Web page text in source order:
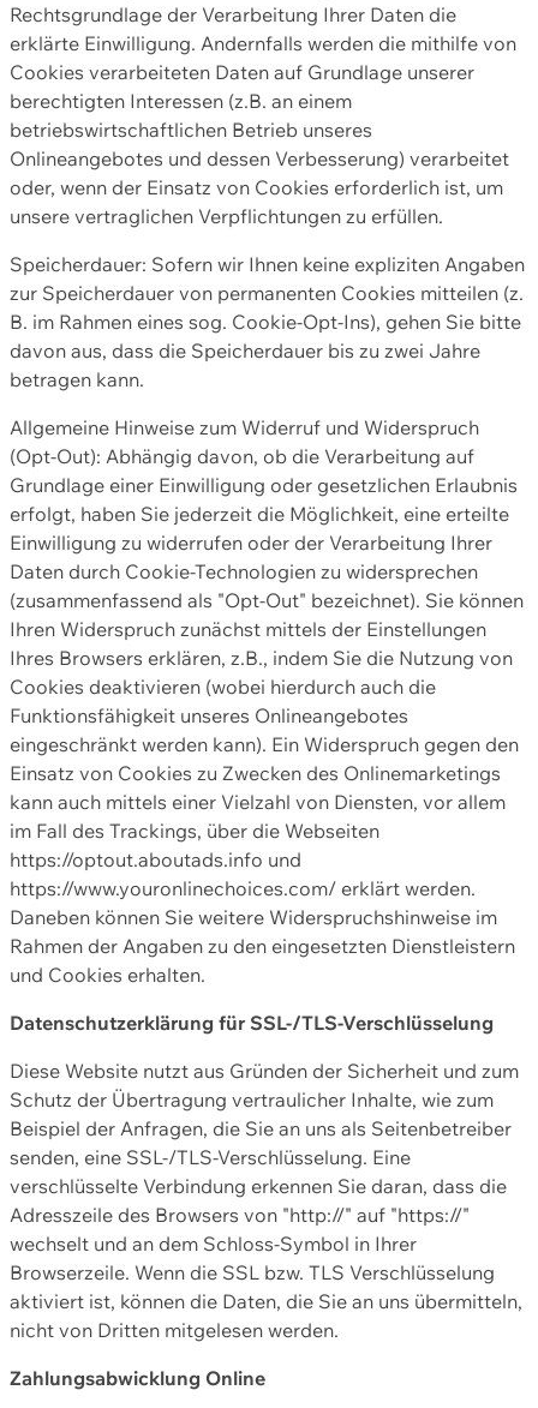
Rechtsgrundlage der Verarbeitung Ihrer Daten die
erklärte Einwilligung. Andernfalls werden die mithilfe von
Cookies verarbeiteten Daten auf Grundlage unserer
berechtigten Interessen (z.B. an einem
betriebswirtschaftlichen Betrieb unseres
Onlineangebotes und dessen Verbesserung) verarbeitet
oder, wenn der Einsatz von Cookies erforderlich ist, um
unsere vertraglichen Verpflichtungen zu erfüllen.
Speicherdauer: Sofern wir Ihnen keine expliziten Angaben
zur Speicherdauer von permanenten Cookies mitteilen (z.
B. im Rahmen eines sog. Cookie-Opt-Ins), gehen Sie bitte
davon aus, dass die Speicherdauer bis zu zwei Jahre
betragen kann.
Allgemeine Hinweise zum Widerruf und Widerspruch
(Opt-Out): Abhängig davon, ob die Verarbeitung auf
Grundlage einer Einwilligung oder gesetzlichen Erlaubnis
erfolgt, haben Sie jederzeit die Möglichkeit, eine erteilte
Einwilligung zu widerrufen oder der Verarbeitung Ihrer
Daten durch Cookie-Technologien zu widersprechen
(zusammenfassend als "Opt-Out" bezeichnet). Sie können
Ihren Widerspruch zunächst mittels der Einstellungen
Ihres Browsers erklären, z.B., indem Sie die Nutzung von
Cookies deaktivieren (wobei hierdurch auch die
Funktionsfähigkeit unseres Onlineangebotes
eingeschränkt werden kann). Ein Widerspruch gegen den
Einsatz von Cookies zu Zwecken des Onlinemarketings
kann auch mittels einer Vielzahl von Diensten, vor allem
im Fall des Trackings, über die Webseiten
https://optout.aboutads.info und
https://www.youronlinechoices.com/ erklärt werden.
Daneben können Sie weitere Widerspruchshinweise im
Rahmen der Angaben zu den eingesetzten Dienstleistern
und Cookies erhalten.
Datenschutzerklärung für SSL-/TLS-Verschlüsselung
Diese Website nutzt aus Gründen der Sicherheit und zum
Schutz der Übertragung vertraulicher Inhalte, wie zum
Beispiel der Anfragen, die Sie an uns als Seitenbetreiber
senden, eine SSL-/TLS-Verschlüsselung. Eine
verschlüsselte Verbindung erkennen Sie daran, dass die
Adresszeile des Browsers von "http://" auf "https://"
wechselt und an dem Schloss-Symbol in Ihrer
Browserzeile. Wenn die SSL bzw. TLS Verschlüsselung
aktiviert ist, können die Daten, die Sie an uns übermitteln,
nicht von Dritten mitgelesen werden.
Zahlungsabwicklung Online